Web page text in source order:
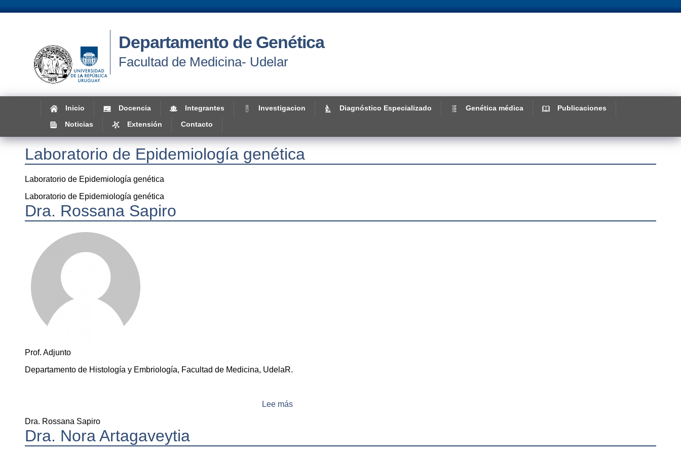
Departamento de Genética
Facultad de Medicina- Udelar
Inicio Docencia Integrantes Investigacion Diagnóstico Especializado Genética médica Publicaciones
Noticias Extensión Contacto
Laboratorio de Epidemiología genética
Laboratorio de Epidemiología genética
Laboratorio de Epidemiología genética
Dra. Rossana Sapiro
Prof. Adjunto
Departamento de Histología y Embriología, Facultad de Medicina, UdelaR.
Lee mássobre
Dra. Rossana Sapiro
Dra. Nora Artagaveytia